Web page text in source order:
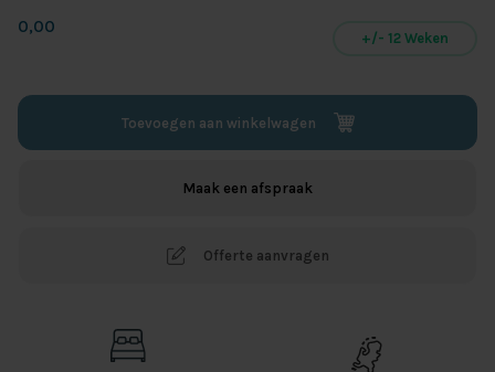
0,00
+/- 12 Weken
Toevoegen aan winkelwagen
Maak een afspraak
Offerte aanvragen